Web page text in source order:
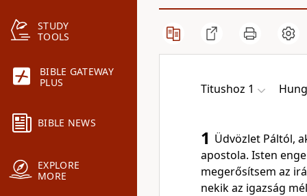
STUDY
TOOLS
BIBLE GATEWAY
PLUS
BIBLE NEWS
EXPLORE
MORE
Titushoz 1
1 Üdvözlet Páltól,
apostola. Isten
megerősítsem az
nekik az igazság